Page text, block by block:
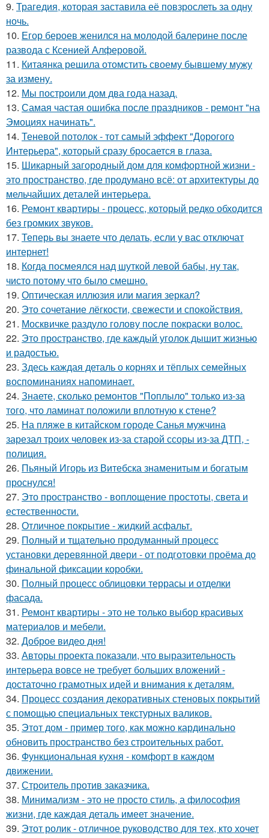
9. Трагедия, которая заставила её повзрослеть за одну
ночь.
10. Егор бероев женился на молодой балерине после
развода с Ксенией Алферовой.
11. Китаянка решила отомстить своему бывшему мужу
за измену.
12. Мы построили дом два года назад.
13. Самая частая ошибка после праздников - ремонт "на
Эмоциях начинать".
14. Теневой потолок - тот самый эффект "Дорогого
Интерьера", который сразу бросается в глаза.
15. Шикарный загородный дом для комфортной жизни -
это пространство, где продумано всё: от архитектуры до
мельчайших деталей интерьера.
16. Ремонт квартиры - процесс, который редко обходится
без громких звуков.
17. Теперь вы знаете что делать, если у вас отключат
интернет!
18. Когда посмеялся над шуткой левой бабы, ну так,
чисто потому что было смешно.
19. Оптическая иллюзия или магия зеркал?
20. Это сочетание лёгкости, свежести и спокойствия.
21. Москвичке раздуло голову после покраски волос.
22. Это пространство, где каждый уголок дышит жизнью
и радостью.
23. Здесь каждая деталь о корнях и тёплых семейных
воспоминаниях напоминает.
24. Знаете, сколько ремонтов "Поплыло" только из-за
того, что ламинат положили вплотную к стене?
25. На пляже в китайском городе Санья мужчина
зарезал троих человек из-за старой ссоры из-за ДТП, -
полиция.
26. Пьяный Игорь из Витебска знаменитым и богатым
проснулся!
27. Это пространство - воплощение простоты, света и
естественности.
28. Отличное покрытие - жидкий асфальт.
29. Полный и тщательно продуманный процесс
установки деревянной двери - от подготовки проёма до
финальной фиксации коробки.
30. Полный процесс облицовки террасы и отделки
фасада.
31. Ремонт квартиры - это не только выбор красивых
материалов и мебели.
32. Доброе видео дня!
33. Авторы проекта показали, что выразительность
интерьера вовсе не требует больших вложений -
достаточно грамотных идей и внимания к деталям.
34. Процесс создания декоративных стеновых покрытий
с помощью специальных текстурных валиков.
35. Этот дом - пример того, как можно кардинально
обновить пространство без строительных работ.
36. Функциональная кухня - комфорт в каждом
движении.
37. Строитель против заказчика.
38. Минимализм - это не просто стиль, а философия
жизни, где каждая деталь имеет значение.
39. Этот ролик - отличное руководство для тех, кто хочет